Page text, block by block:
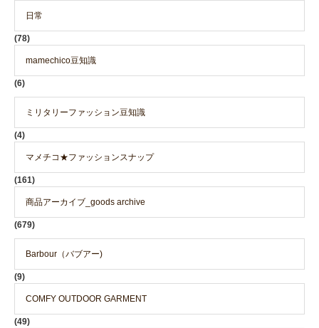
日常
(78)
mamechico豆知識
(6)
ミリタリーファッション豆知識
(4)
マメチコ★ファッションスナップ
(161)
商品アーカイブ_goods archive
(679)
Barbour（バブアー)
(9)
COMFY OUTDOOR GARMENT
(49)